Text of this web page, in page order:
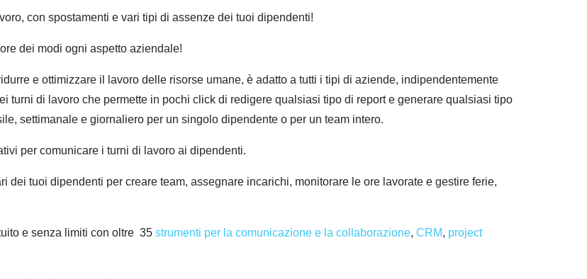
con spostamenti e vari tipi di assenze dei tuoi dipendenti!
dei modi ogni aspetto aziendale!
e ottimizzare il lavoro delle risorse umane, è adatto a tutti i tipi di aziende, indipendentemente
turni di lavoro che permette in pochi click di redigere qualsiasi tipo di report e generare qualsiasi tipo
settimanale e giornaliero per un singolo dipendente o per un team intero.
per comunicare i turni di lavoro ai dipendenti.
tuoi dipendenti per creare team, assegnare incarichi, monitorare le ore lavorate e gestire ferie,
e senza limiti con oltre 35 strumenti per la comunicazione e la collaborazione, CRM, project